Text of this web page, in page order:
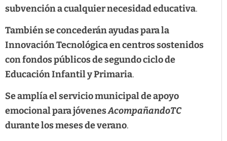
subvención a cualquier necesidad educativa.
También se concederán ayudas para la
Innovación Tecnológica en centros sostenidos
con fondos públicos de segundo ciclo de
Educación Infantil y Primaria.
Se amplía el servicio municipal de apoyo
emocional para jóvenesAcompañandoTC
durante los meses de verano.